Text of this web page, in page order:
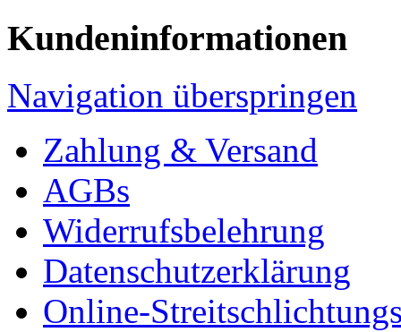
Kundeninformationen
Navigation überspringen
Zahlung & Versand
AGBs
Widerrufsbelehrung
Datenschutzerklärung
Online-